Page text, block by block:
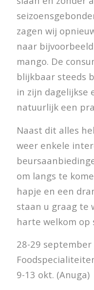
zagen wij
naar
mango. De
blijkbaar steeds
in zijn dagelijkse
natuurlijk een
Naast dit alles
weer enkele
om langs te
hapje en een
staan u graag te
harte welkom op
28-29 september
9-13 okt. (Anuga)